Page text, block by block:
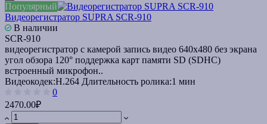
Популярный
Видеорегистратор SUPRA SCR-910
В наличии
SCR-910
видеорегистратор с камерой запись видео 640x480 без экрана
угол обзора 120° поддержка карт памяти SD (SDHC)
встроенный микрофон..
Видеокодек:H.264 Длительность ролика:1 мин
0
2470.00₽